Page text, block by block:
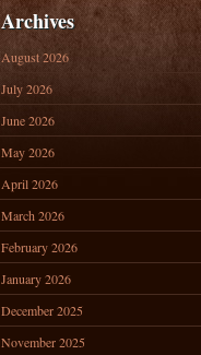
Archives
August 2026
July 2026
June 2026
May 2026
April 2026
March 2026
February 2026
January 2026
December 2025
November 2025